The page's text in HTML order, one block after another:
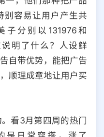
别容易让用户产生共
子分别以131976和
明了什么？人设鲜
自带优势，能把广告
顺理成章地让用户买
看3月第四周的热门